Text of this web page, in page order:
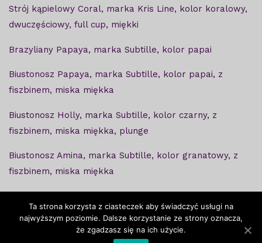
Strój kąpielowy Coral, marka Kris Line, kolor koralowy,
dwuczęściowy, full cup, miękki
Brazyliany Papaya, marka Subtille, kolor papai
Biustonosz Papaya, marka Subtille, kolor papai, z
fiszbinem, miska miękka
Biustonosz Holly, marka Subtille, kolor czarny, z
fiszbinem, miska miękka, plunge
Biustonosz Amina, marka Subtille, kolor granatowy, z
fiszbinem, miska miękka
Copyright © Ważkabra - 2020. Projekt i wykonanie -
Ta strona korzysta z ciasteczek aby świadczyć usługi na
najwyższym poziomie. Dalsze korzystanie ze strony oznacza,
że zgadzasz się na ich użycie.